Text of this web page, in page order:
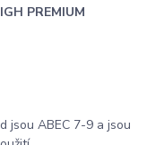
PREMIUM
jsou ABEC 7-9 a jsou